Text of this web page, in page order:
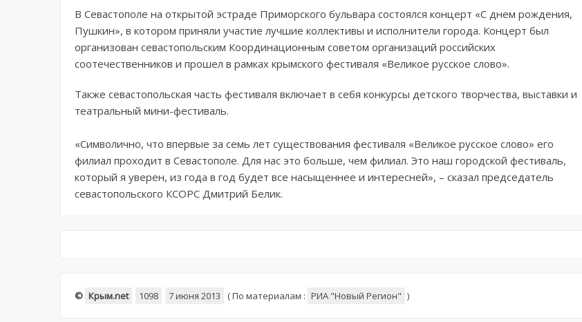
В Севастополе на открытой эстраде Приморского бульвара состоялся концерт «С днем рождения,
Пушкин», в котором приняли участие лучшие коллективы и исполнители города. Концерт был
организован севастопольским Координационным советом организаций российских
соотечественников и прошел в рамках крымского фестиваля «Великое русское слово».
Также севастопольская часть фестиваля включает в себя конкурсы детского творчества, выставки и
театральный мини-фестиваль.
«Символично, что впервые за семь лет существования фестиваля «Великое русское слово» его
филиал проходит в Севастополе. Для нас это больше, чем филиал. Это наш городской фестиваль,
который я уверен, из года в год будет все насыщеннее и интересней», – сказал председатель
севастопольского КСОРС Дмитрий Белик.
© Крым.net 1098 7 июня 2013 (По материалам : РИА "Новый Регион" )